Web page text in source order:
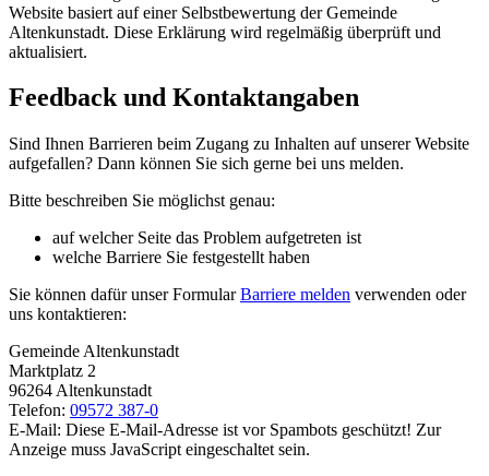
Website basiert auf einer Selbstbewertung der Gemeinde
Altenkunstadt. Diese Erklärung wird regelmäßig überprüft und
aktualisiert.
Feedback und Kontaktangaben
Sind Ihnen Barrieren beim Zugang zu Inhalten auf unserer Website
aufgefallen? Dann können Sie sich gerne bei uns melden.
Bitte beschreiben Sie möglichst genau:
auf welcher Seite das Problem aufgetreten ist
welche Barriere Sie festgestellt haben
Sie können dafür unser FormularBarriere melden verwenden oder
uns kontaktieren:
Gemeinde Altenkunstadt
Marktplatz 2
96264 Altenkunstadt
Telefon: 09572 387-0
E-Mail: Diese E-Mail-Adresse ist vor Spambots geschützt! Zur
Anzeige muss JavaScript eingeschaltet sein.